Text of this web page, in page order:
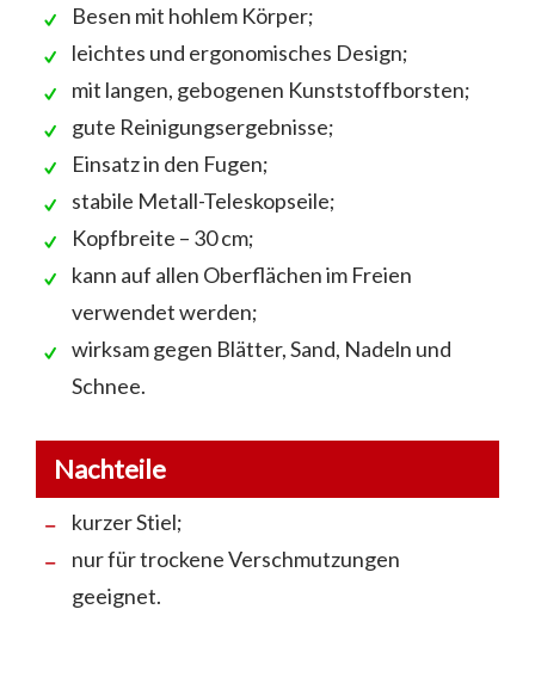
Besen mit hohlem Körper;
leichtes und ergonomisches Design;
mit langen, gebogenen Kunststoffborsten;
gute Reinigungsergebnisse;
Einsatz in den Fugen;
stabile Metall-Teleskopseile;
Kopfbreite – 30 cm;
kann auf allen Oberflächen im Freien
verwendet werden;
wirksam gegen Blätter, Sand, Nadeln und
Schnee.
Nachteile
kurzer Stiel;
nur für trockene Verschmutzungen
geeignet.